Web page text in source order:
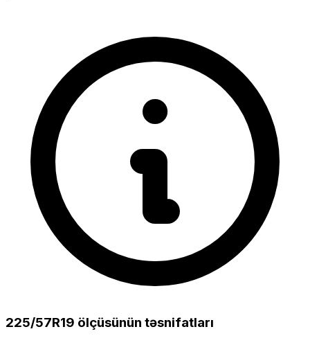
225/57R19 ölçüsünün təsnifatları